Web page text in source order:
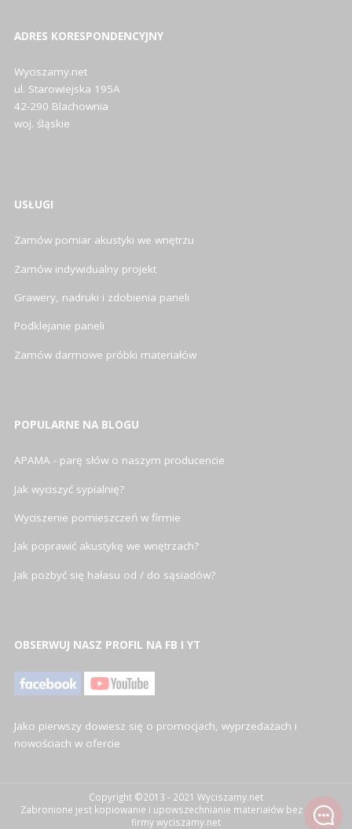
ADRES KORESPONDENCYJNY
Wyciszamy.net
ul. Starowiejska 195A
42-290 Blachownia
woj. śląskie
USŁUGI
Zamów pomiar akustyki we wnętrzu
Zamów indywidualny projekt
Grawery, nadruki i zdobienia paneli
Podklejanie paneli
Zamów darmowe próbki materiałów
POPULARNE NA BLOGU
APAMA - parę słów o naszym producencie
Jak wyciszyć sypialnię?
Wyciszenie pomieszczeń w firmie
Jak poprawić akustykę we wnętrzach?
Jak pozbyć się hałasu od / do sąsiadów?
OBSERWUJ NASZ PROFIL NA FB I YT
Jako pierwszy dowiesz się o promocjach, wyprzedażach i
nowościach w ofercie
Copyright ©2013 - 2021 Wyciszamy.net
Zabronione jest kopiowanie i upowszechnianie materiałów bez zgody
firmy wyciszamy.net